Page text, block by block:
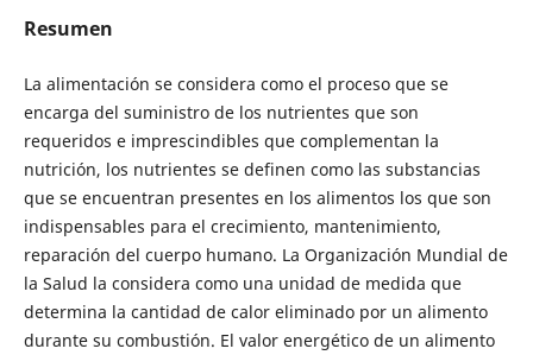
Resumen
La alimentación se considera como el proceso que se
encarga del suministro de los nutrientes que son
requeridos e imprescindibles que complementan la
nutrición, los nutrientes se definen como las substancias
que se encuentran presentes en los alimentos los que son
indispensables para el crecimiento, mantenimiento,
reparación del cuerpo humano. La Organización Mundial de
la Salud la considera como una unidad de medida que
determina la cantidad de calor eliminado por un alimento
durante su combustión. El valor energético de un alimento